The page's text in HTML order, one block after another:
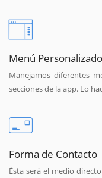
Menú Personalizado
Manejamos diferentes
secciones de la app. Lo
Forma de Contacto
Ésta será el medio